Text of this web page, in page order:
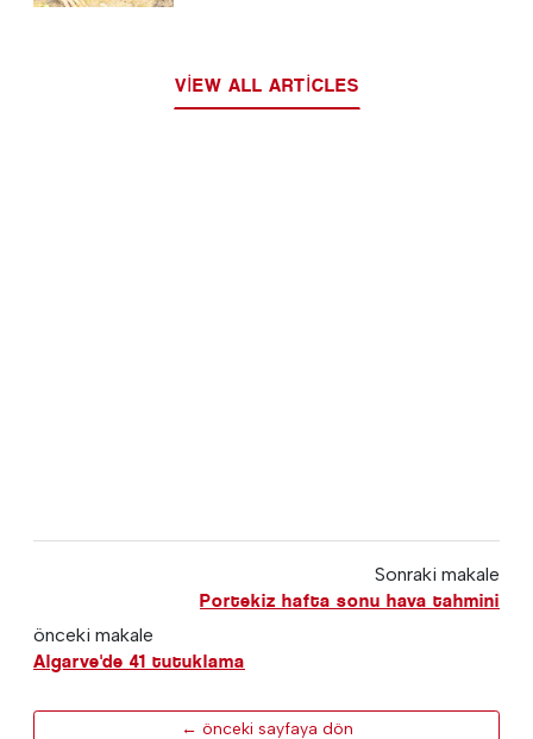
VIEW ALL ARTICLES
Sonraki makale
Portekiz hafta sonu hava tahmini
önceki makale
Algarve'de 41 tutuklama
← önceki sayfaya dön